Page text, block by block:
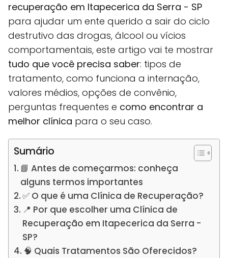
recuperação em Itapecerica da Serra - SP
para ajudar um ente querido a sair do ciclo
destrutivo das drogas, álcool ou vícios
comportamentais, este artigo vai te mostrar
tudo que você precisa saber: tipos de
tratamento, como funciona a internação,
valores médios, opções de convênio,
perguntas frequentes e como encontrar a
melhor clínica para o seu caso.
Sumário
📘 Antes de começarmos: conheça
alguns termos importantes
✅ O que é uma Clínica de Recuperação?
📍 Por que escolher uma Clínica de
Recuperação em Itapecerica da Serra -
SP?
🧠 Quais Tratamentos São Oferecidos?